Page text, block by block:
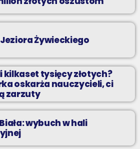
Żywieckiego
kilkaset tysięcy złotych?
oskarża nauczycieli, ci
zarzuty
wybuch w hali